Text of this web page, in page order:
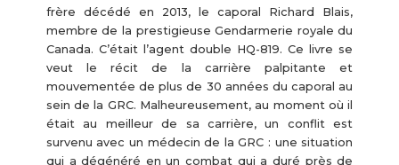
frère décédé en 2013, le caporal Richard Blais,
membre de la prestigieuse Gendarmerie royale du
Canada. C’était l’agent double HQ-819. Ce livre se
veut le récit de la carrière palpitante et
mouvementée de plus de 30 années du caporal au
sein de la GRC. Malheureusement, au moment où il
était au meilleur de sa carrière, un conflit est
survenu avec un médecin de la GRC : une situation
qui a dégénéré en un combat qui a duré près de